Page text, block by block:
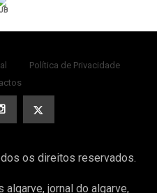
Política de Privacidade
os direitos reservados.
jornal do algarve,